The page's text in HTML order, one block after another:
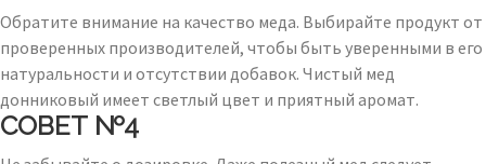
Обратите внимание на качество меда. Выбирайте продукт от
проверенных производителей, чтобы быть уверенными в его
натуральности и отсутствии добавок. Чистый мед
донниковый имеет светлый цвет и приятный аромат.
СОВЕТ №4